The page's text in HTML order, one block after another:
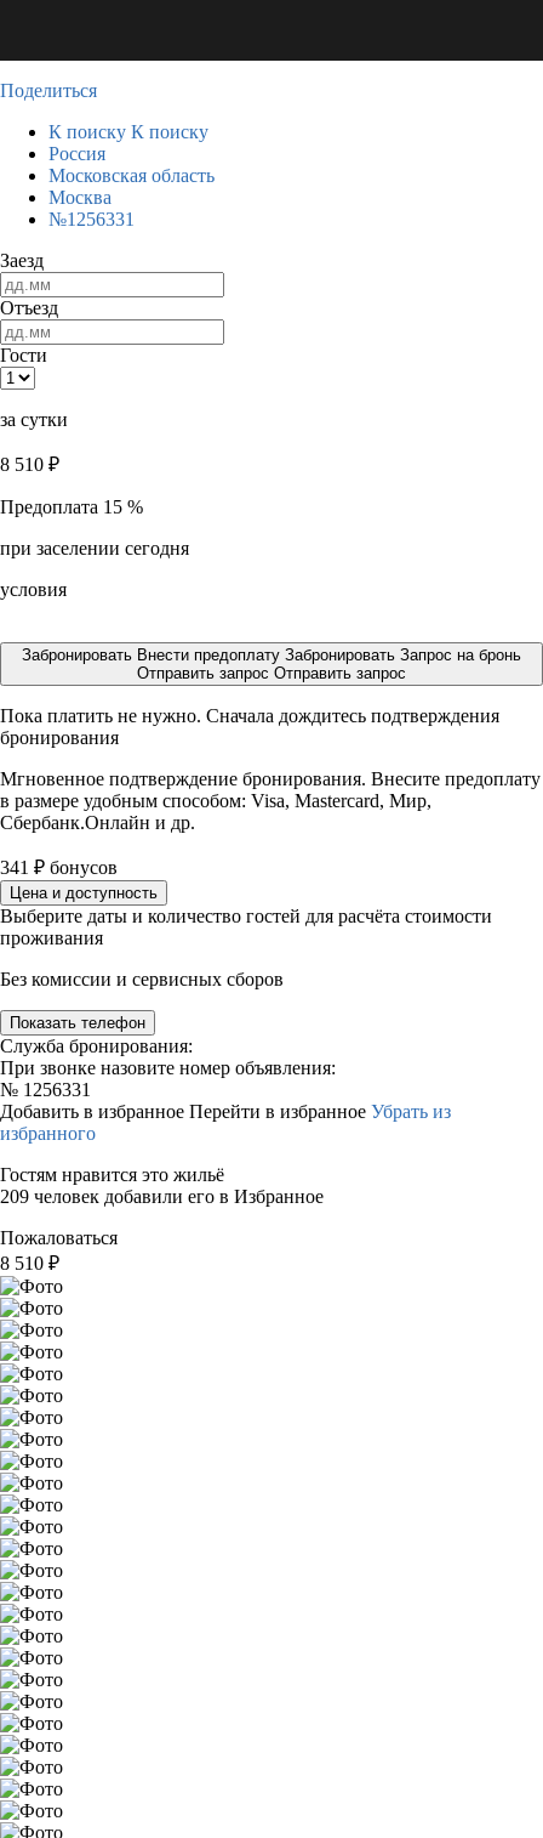
Поделиться
К поиску К поиску
Россия
Московская область
Москва
№1256331
Заезд
Отъезд
Гости
за сутки
8 510 ₽
Предоплата 15 %
при заселении сегодня
условия
Забронировать Внести предоплату Забронировать Запрос на бронь
Отправить запрос Отправить запрос
Пока платить не нужно. Сначала дождитесь подтверждения
бронирования
Мгновенное подтверждение бронирования. Внесите предоплату
в размере удобным способом: Visa, Mastercard, Мир,
Сбербанк.Онлайн и др.
341 ₽ бонусов
Цена и доступность
Выберите даты и количество гостей для расчёта стоимости
проживания
Без комиссии и сервисных сборов
Показать телефон
Служба бронирования:
При звонке назовите номер объявления:
№ 1256331
Добавить в избранное Перейти в избранное Убрать из
избранного
Гостям нравится это жильё
209 человек добавили его в Избранное
Пожаловаться
8 510 ₽